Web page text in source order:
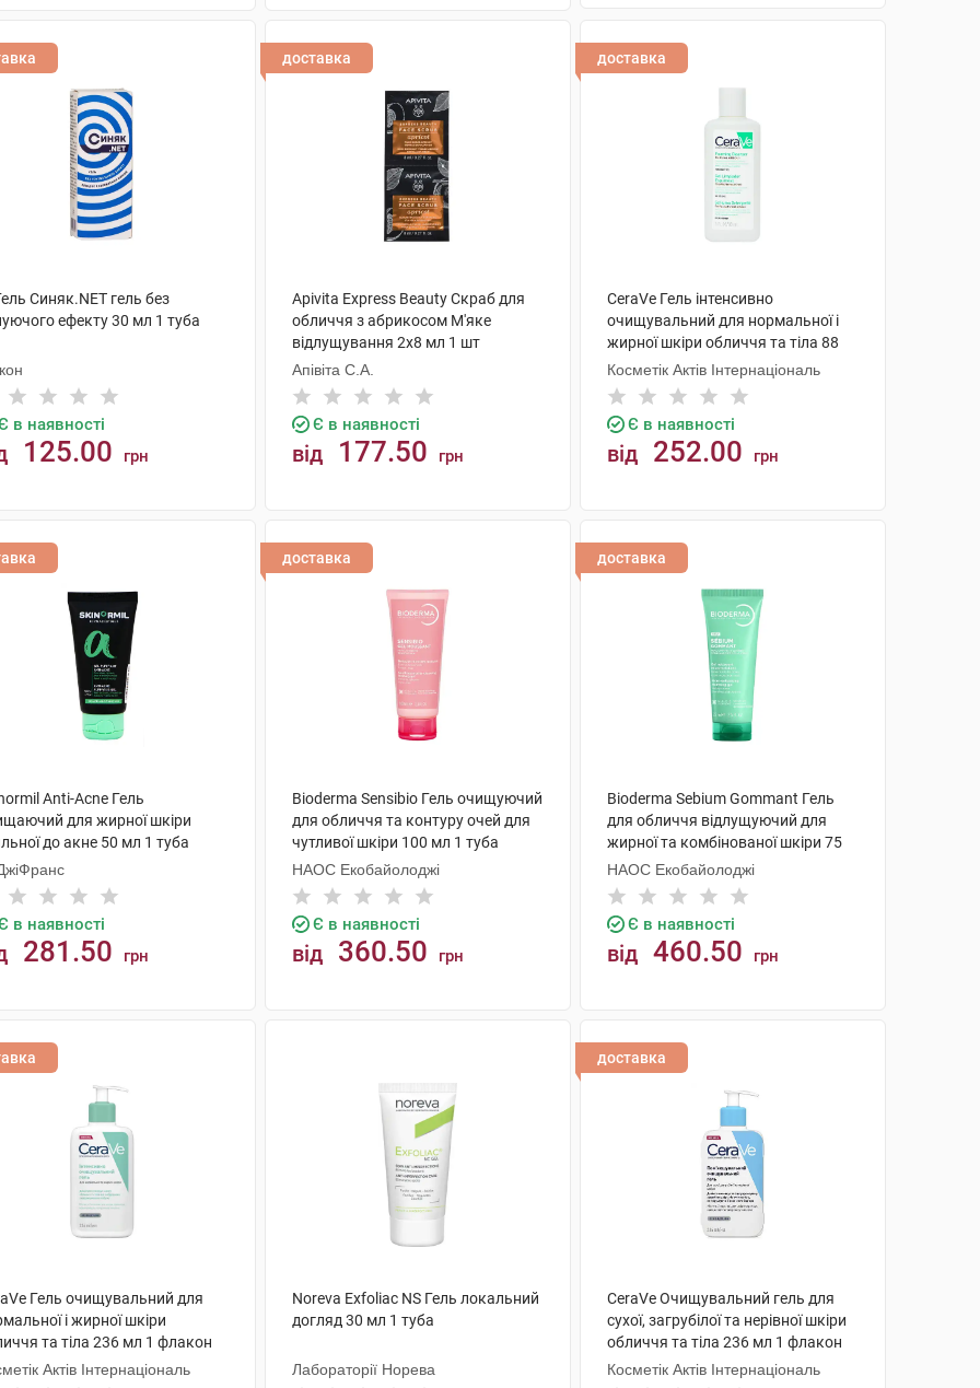
Синяк.NET гель без
ефекту 30 мл 1 туба
в наявності
125.00 грн
доставка
Apivita Express Beauty Скраб для
обличчя з абрикосом М'яке
відлущування 2х8 мл 1 шт
Апівіта С.А.
Є в наявності
від 177.50 грн
доставка
CeraVe Гель інтенсивно
очищувальний для нормальної і
жирної шкіри обличчя та тіла 88
мл 1 флакон
Косметік Актів Інтернаціональ
Є в наявності
від 252.00 грн
Anti-Acne Гель
для жирної шкіри
до акне 50 мл 1 туба
в наявності
281.50 грн
доставка
Bioderma Sensibio Гель очищуючий
для обличчя та контуру очей для
чутливої шкіри 100 мл 1 туба
НАОС Екобайолоджі
Є в наявності
від 360.50 грн
доставка
Bioderma Sebium Gommant Гель
для обличчя відлущуючий для
жирної та комбінованої шкіри 75
мл 1 шт
НАОС Екобайолоджі
Є в наявності
від 460.50 грн
Гель очищувальний для
і жирної шкіри
та тіла 236 мл 1 флакон
Актів Інтернаціональ
Noreva Exfoliac NS Гель локальний
догляд 30 мл 1 туба
Лабораторії Норева
доставка
CeraVe Очищувальний гель для
сухої, загрубілої та нерівної шкіри
обличчя та тіла 236 мл 1 флакон
Косметік Актів Інтернаціональ